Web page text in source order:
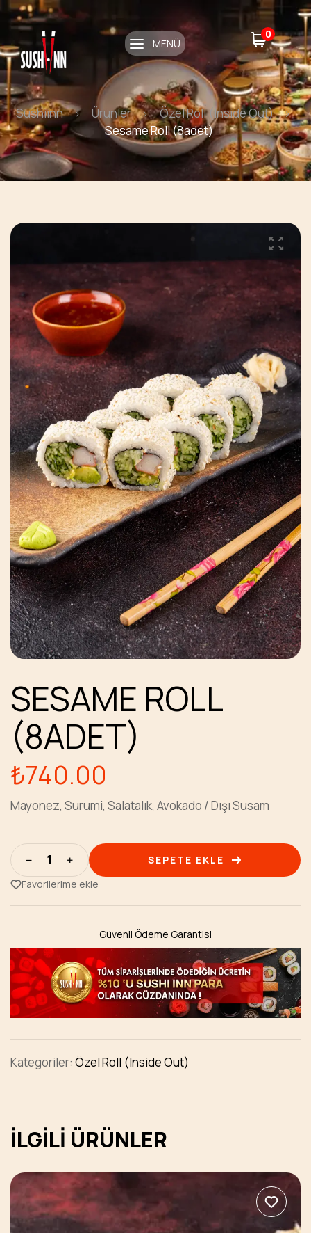
MENÜ
0
Sushiinn Ürünler
Özel Roll (Inside Out)
Sesame Roll (8adet)
SESAME ROLL
(8ADET)
₺740.00
Mayonez, Surumi, Salatalık, Avokado / Dışı Susam
SEPETE EKLE
Favorilerime ekle
Güvenli Ödeme Garantisi
Kategoriler: Özel Roll (Inside Out)
İLGILI ÜRÜNLER